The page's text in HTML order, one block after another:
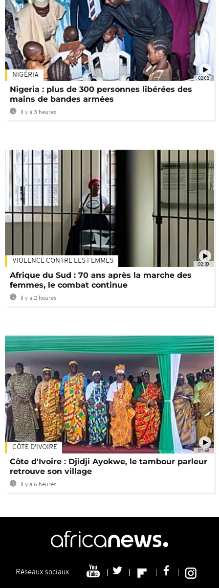
02:08
NIGÉRIA
Nigeria : plus de 300 personnes libérées des
mains de bandes armées
Il y a 3 heures
02:30
VIOLENCE CONTRE LES FEMMES
Afrique du Sud : 70 ans après la marche des
femmes, le combat continue
Il y a 2 heures
01:58
CÔTE D'IVOIRE
Côte d'Ivoire : Djidji Ayokwe, le tambour parleur
retrouve son village
Il y a 6 heures
Réseaux sociaux